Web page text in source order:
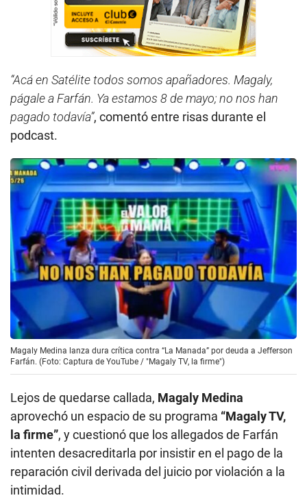
“Acá en Satélite todos somos apañadores. Magaly,
págale a Farfán. Ya estamos 8 de mayo; no nos han
pagado todavía”, comentó entre risas durante el
podcast.
Magaly Medina lanza dura crítica contra “La Manada” por deuda a Jefferson
Farfán. (Foto: Captura de YouTube / "Magaly TV, la firme")
Lejos de quedarse callada, Magaly Medina
aprovechó un espacio de su programa “Magaly TV,
la firme”, y cuestionó que los allegados de Farfán
intenten desacreditarla por insistir en el pago de la
reparación civil derivada del juicio por violación a la
intimidad.